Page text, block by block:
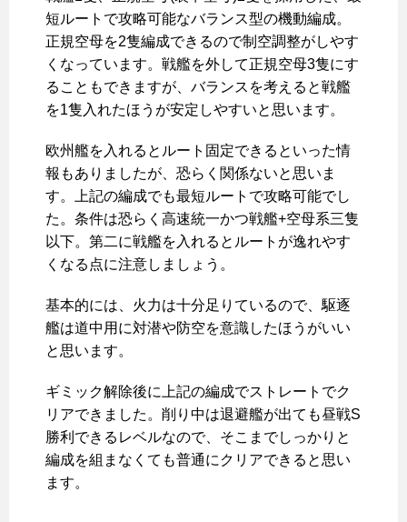
短ルートで攻略可能なバランス型の機動編成。
正規空母を2隻編成できるので制空調整がしやす
くなっています。戦艦を外して正規空母3隻にす
ることもできますが、バランスを考えると戦艦
を1隻入れたほうが安定しやすいと思います。
欧州艦を入れるとルート固定できるといった情
報もありましたが、恐らく関係ないと思いま
す。上記の編成でも最短ルートで攻略可能でし
た。条件は恐らく高速統一かつ戦艦+空母系三隻
以下。第二に戦艦を入れるとルートが逸れやす
くなる点に注意しましょう。
基本的には、火力は十分足りているので、駆逐
艦は道中用に対潜や防空を意識したほうがいい
と思います。
ギミック解除後に上記の編成でストレートでク
リアできました。削り中は退避艦が出ても昼戦S
勝利できるレベルなので、そこまでしっかりと
編成を組まなくても普通にクリアできると思い
ます。